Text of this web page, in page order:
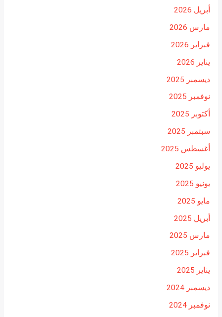
أبريل 2026
مارس 2026
فبراير 2026
يناير 2026
ديسمبر 2025
نوفمبر 2025
أكتوبر 2025
سبتمبر 2025
أغسطس 2025
يوليو 2025
يونيو 2025
مايو 2025
أبريل 2025
مارس 2025
فبراير 2025
يناير 2025
ديسمبر 2024
نوفمبر 2024